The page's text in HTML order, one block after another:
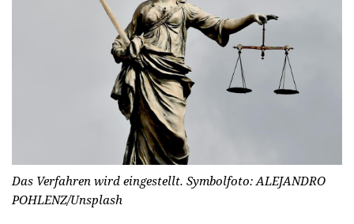
Das Verfahren wird eingestellt. Symbolfoto: ALEJANDRO
POHLENZ/Unsplash